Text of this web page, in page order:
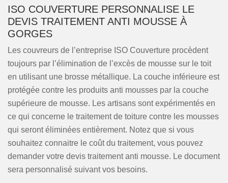
ISO COUVERTURE PERSONNALISE LE
DEVIS TRAITEMENT ANTI MOUSSE À
GORGES
Les couvreurs de l’entreprise ISO Couverture procèdent
toujours par l’élimination de l’excès de mousse sur le toit
en utilisant une brosse métallique. La couche inférieure est
protégée contre les produits anti mousses par la couche
supérieure de mousse. Les artisans sont expérimentés en
ce qui concerne le traitement de toiture contre les mousses
qui seront éliminées entièrement. Notez que si vous
souhaitez connaitre le coût du traitement, vous pouvez
demander votre devis traitement anti mousse. Le document
sera personnalisé suivant vos besoins.